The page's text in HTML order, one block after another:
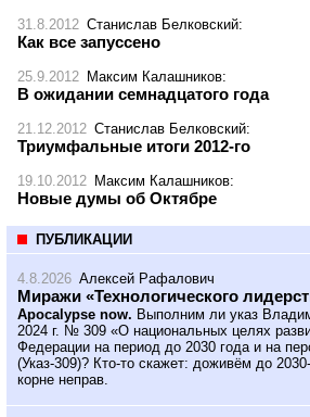
31.8.2012 Станислав Белковский:
Как все запуссено
25.9.2012 Максим Калашников:
В ожидании семнадцатого года
21.12.2012 Станислав Белковский:
Триумфальные итоги 2012-го
19.10.2012 Максим Калашников:
Новые думы об Октябре
ПУБЛИКАЦИИ
4.8.2026 Алексей Рафалович
Миражи «Технологического
Apocalypse now. Выполним ли указ
2024 г. № 309 «О национальных целях
Федерации на период до 2030 года и на
(Указ-309)? Кто-то скажет: доживём до
корне неправ.